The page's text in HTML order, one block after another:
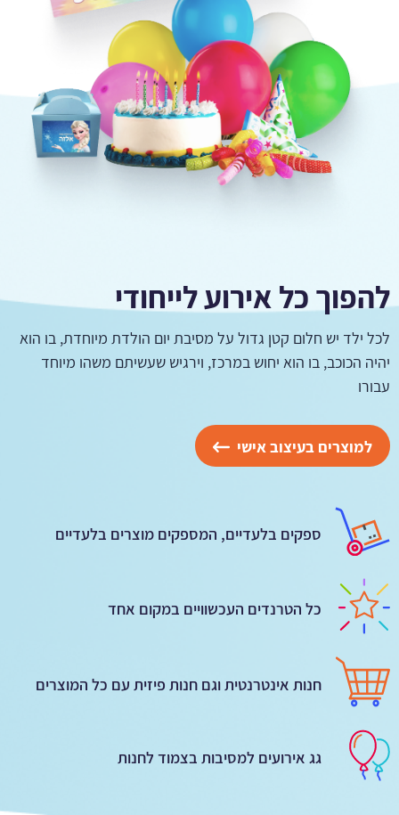
להפוך כל אירוע לייחודי
לכל ילד יש חלום קטן גדול על מסיבת יום הולדת מיוחדת, בו הוא
יהיה הכוכב, בו הוא יחוש במרכז, וירגיש שעשיתם משהו מיוחד
עבורו
למוצרים בעיצוב אישי
ספקים בלעדיים, המספקים מוצרים בלעדיים
כל הטרנדים העכשוויים במקום אחד
חנות אינטרנטית וגם חנות פיזית עם כל המוצרים
גג אירועים למסיבות בצמוד לחנות